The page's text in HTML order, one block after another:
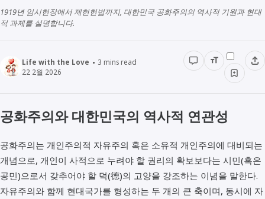
인물정보
전래동화
STUDY
책리뷰
1919년 임시헌장에서 제헌헌법까지, 대한민국 공화주의의 역사적 기원과 현대
적 과제를 설명합니다.
Life with the Love 3 mins read
22 2월 2026
공화주의와 대한민국의 역사적 연관성
공화주의는 개인주의적 자유주의 혹은 소유적 개인주의에 대비되는
개념으로, 개인이 사적으로 누려야 할 권리의 확보보다는 시민(혹은
공민)으로서 갖추어야 할 덕(德)의 고양을 강조하는 이념을 말한다.
자유주의와 함께 현대국가를 형성하는 두 개의 큰 축이며, 동시에 자